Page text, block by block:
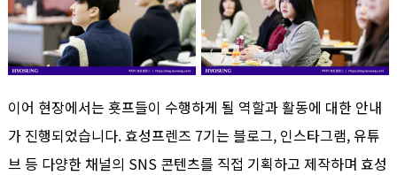
이어 현장에서는 횻프들이 수행하게 될 역할과 활동에 대한 안내
가 진행되었습니다. 효성프렌즈 7기는 블로그, 인스타그램, 유튜
브 등 다양한 채널의 SNS 콘텐츠를 직접 기획하고 제작하며 효성